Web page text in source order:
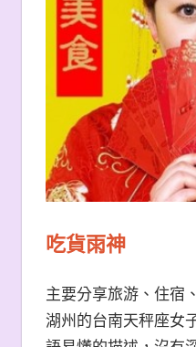
吃貨雨神
主要分享旅游、住宿
湖州的台南天秤座女